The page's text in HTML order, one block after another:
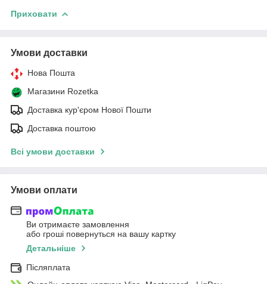
Приховати
Умови доставки
Нова Пошта
Магазини Rozetka
Доставка кур'єром Нової Пошти
Доставка поштою
Всі умови доставки
Умови оплати
Ви отримаєте замовлення
або гроші повернуться на вашу картку
Детальніше
Післяплата